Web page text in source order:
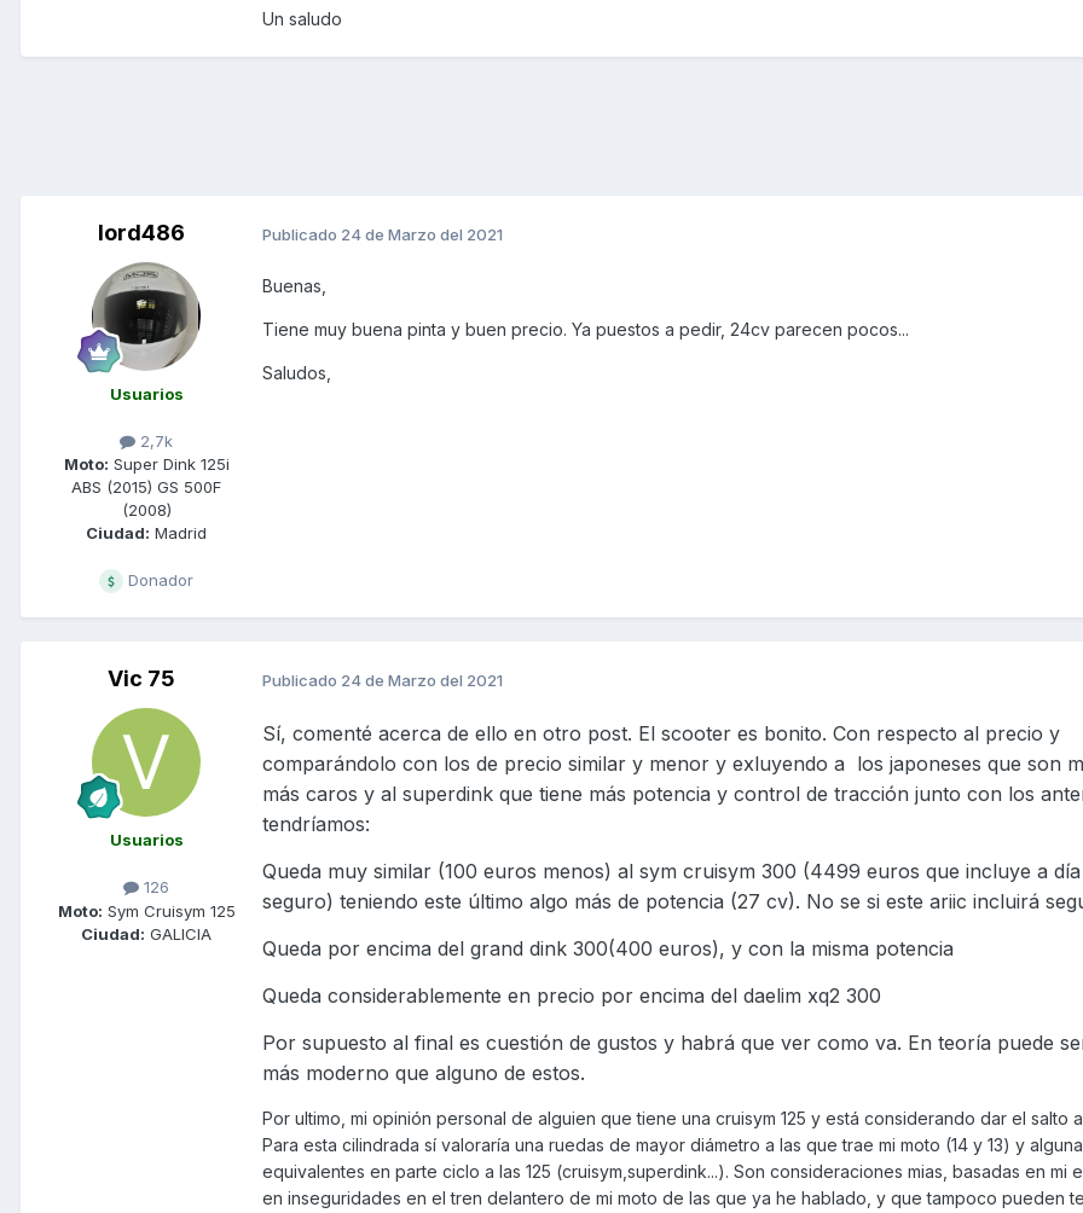
Un saludo
lord486
Usuarios
2,7k
Moto: Super Dink 125i
ABS (2015) GS 500F
(2008)
Ciudad: Madrid
Donador
Publicado 24 de Marzo del 2021
Buenas,
Tiene muy buena pinta y buen precio. Ya puestos a pedir, 24cv parecen pocos...
Saludos,
Vic 75
Usuarios
126
Moto: Sym Cruisym 125
Ciudad: GALICIA
Publicado 24 de Marzo del 2021
Sí, comenté acerca de ello en otro post. El scooter es bonito. Con respecto al precio y
comparándolo con los de precio similar y menor y exluyendo a los japoneses que son
más caros y al superdink que tiene más potencia y control de tracción junto con los
tendríamos:
Queda muy similar (100 euros menos) al sym cruisym 300 (4499 euros que incluye a
seguro) teniendo este último algo más de potencia (27 cv). No se si este ariic incluirá
Queda por encima del grand dink 300(400 euros), y con la misma potencia
Queda considerablemente en precio por encima del daelim xq2 300
Por supuesto al final es cuestión de gustos y habrá que ver como va. En teoría puede
más moderno que alguno de estos.
Por ultimo, mi opinión personal de alguien que tiene una cruisym 125 y está considerando dar el salto
Para esta cilindrada sí valoraría una ruedas de mayor diámetro a las que trae mi moto (14 y 13) y
equivalentes en parte ciclo a las 125 (cruisym,superdink...). Son consideraciones mias, basadas en mi
en inseguridades en el tren delantero de mi moto de las que ya he hablado, y que tampoco pueden